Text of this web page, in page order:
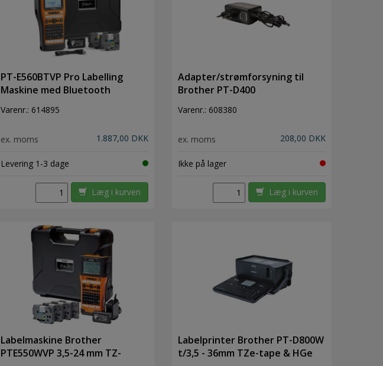
PT-E560BTVP Pro Labelling
Maskine med Bluetooth
Varenr.: 614895
ex. moms 1.887,00 DKK
Levering 1-3 dage
Læg i kurven
Adapter/strømforsyning til
Brother PT-D400
Varenr.: 608380
ex. moms 208,00 DKK
Ikke på lager
Læg i kurven
Labelmaskine Brother
PTE550WVP 3,5-24 mm TZ-
Labelprinter Brother PT-D800W
t/3,5 - 36mm TZe-tape & HGe